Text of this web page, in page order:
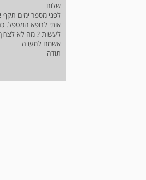
שלום
לפני מספר ימים תקף
אותי לרופא המטפל.
לעשות ? מה לא
אשמח למענה
תודה